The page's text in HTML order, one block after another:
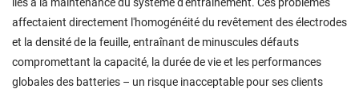
affectaient directement l'homogénéité du revêtement des électrodes
et la densité de la feuille, entraînant de minuscules défauts
compromettant la capacité, la durée de vie et les performances
globales des batteries – un risque inacceptable pour ses clients